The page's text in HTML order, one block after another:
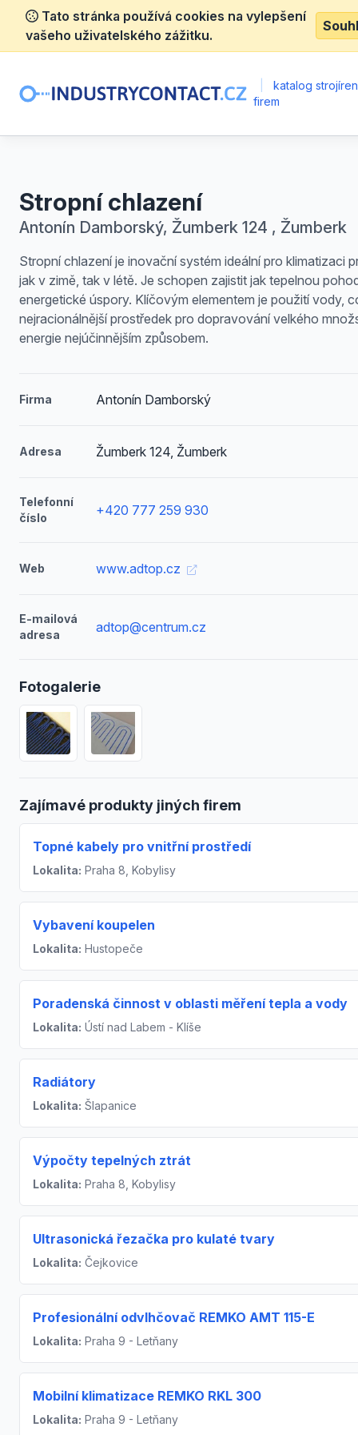
Tato stránka používá cookies na vylepšení
vašeho uživatelského zážitku.
katalog
firem
Stropní chlazení
Antonín Damborský, Žumberk 124 , Žumberk
Stropní chlazení je inovační systém ideální pro klimatizaci
jak v zimě, tak v létě. Je schopen zajistit jak tepelnou
energetické úspory. Klíčovým elementem je použití vody,
nejracionálnější prostředek pro dopravování velkého
energie nejúčinnějším způsobem.
Firma Antonín Damborský
Adresa Žumberk 124, Žumberk
Telefonní
číslo
+420 777 259 930
Web www.adtop.cz
E-mailová
adresa
adtop@centrum.cz
Fotogalerie
Zajímavé produkty jiných firem
Topné kabely pro vnitřní prostředí
Lokalita: Praha 8, Kobylisy
Vybavení koupelen
Lokalita: Hustopeče
Poradenská činnost v oblasti měření tepla a vody
Lokalita: Ústí nad Labem - Klíše
Radiátory
Lokalita: Šlapanice
Výpočty tepelných ztrát
Lokalita: Praha 8, Kobylisy
Ultrasonická řezačka pro kulaté tvary
Lokalita: Čejkovice
Profesionální odvlhčovač REMKO AMT 115-E
Lokalita: Praha 9 - Letňany
Mobilní klimatizace REMKO RKL 300
Lokalita: Praha 9 - Letňany